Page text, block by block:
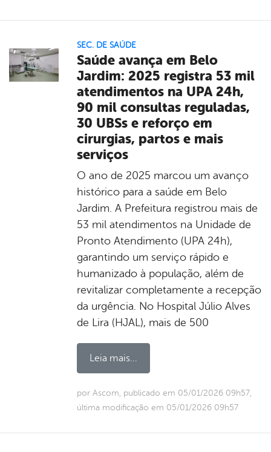
SEC. DE SAÚDE
Saúde avança em Belo
Jardim: 2025 registra 53 mil
atendimentos na UPA 24h,
90 mil consultas reguladas,
30 UBSs e reforço em
cirurgias, partos e mais
serviços
O ano de 2025 marcou um avanço
histórico para a saúde em Belo
Jardim. A Prefeitura registrou mais de
53 mil atendimentos na Unidade de
Pronto Atendimento (UPA 24h),
garantindo um serviço rápido e
humanizado à população, além de
revitalizar completamente a recepção
da urgência. No Hospital Júlio Alves
de Lira (HJAL), mais de 500
Leia mais...
por Ascom, publicado em 05/01/2026 09h57,
última modificação em 05/01/2026 09h57